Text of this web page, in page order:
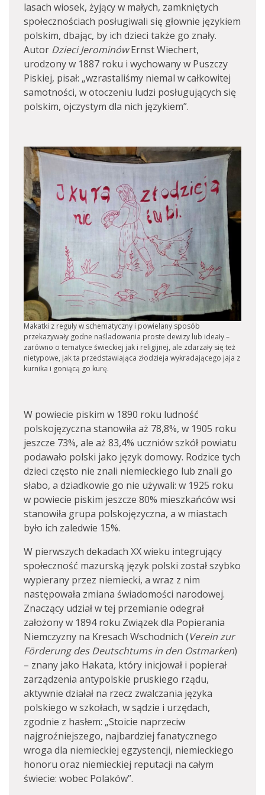
lasach wiosek, żyjący w małych, zamkniętych
społecznościach posługiwali się głownie językiem
polskim, dbając, by ich dzieci także go znały.
Autor Dzieci JerominówErnst Wiechert,
urodzony w 1887 roku i wychowany w Puszczy
Piskiej, pisał: „wzrastaliśmy niemal w całkowitej
samotności, w otoczeniu ludzi posługujących się
polskim, ojczystym dla nich językiem”.
Makatki z reguły w schematyczny i powielany sposób
przekazywały godne naśladowania proste dewizy lub ideały –
zarówno o tematyce świeckiej jak i religijnej, ale zdarzały się też
nietypowe, jak ta przedstawiająca złodzieja wykradającego jaja z
kurnika i goniącą go kurę.
W powiecie piskim w 1890 roku ludność
polskojęzyczna stanowiła aż 78,8%, w 1905 roku
jeszcze 73%, ale aż 83,4% uczniów szkół powiatu
podawało polski jako język domowy. Rodzice tych
dzieci często nie znali niemieckiego lub znali go
słabo, a dziadkowie go nie używali: w 1925 roku
w powiecie piskim jeszcze 80% mieszkańców wsi
stanowiła grupa polskojęzyczna, a w miastach
było ich zaledwie 15%.
W pierwszych dekadach XX wieku integrujący
społeczność mazurską język polski został szybko
wypierany przez niemiecki, a wraz z nim
następowała zmiana świadomości narodowej.
Znaczący udział w tej przemianie odegrał
założony w 1894 roku Związek dla Popierania
Niemczyzny na Kresach Wschodnich (Verein zur
Förderung des Deutschtums in den Ostmarken)
– znany jako Hakata, który inicjował i popierał
zarządzenia antypolskie pruskiego rządu,
aktywnie działał na rzecz zwalczania języka
polskiego w szkołach, w sądzie i urzędach,
zgodnie z hasłem: „Stoicie naprzeciw
najgroźniejszego, najbardziej fanatycznego
wroga dla niemieckiej egzystencji, niemieckiego
honoru oraz niemieckiej reputacji na całym
świecie: wobec Polaków”.